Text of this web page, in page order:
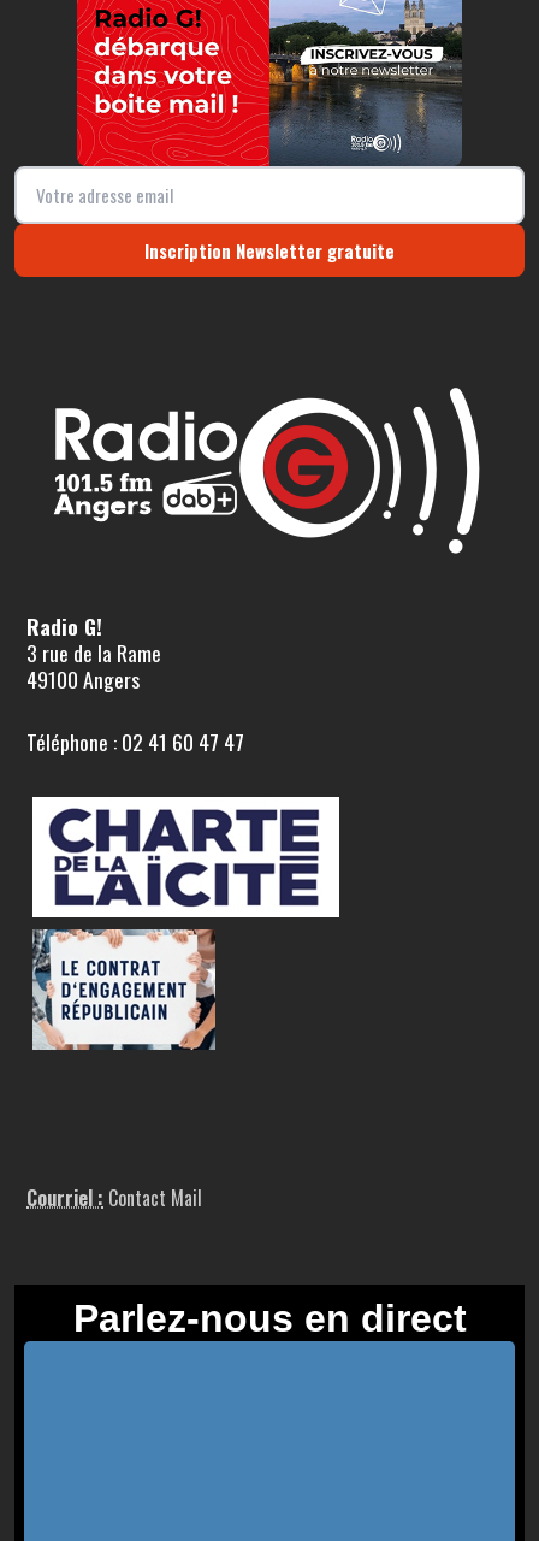
Inscription Newsletter gratuite
Radio G!
3 rue de la Rame
49100 Angers
Téléphone : 02 41 60 47 47
Courriel : Contact Mail